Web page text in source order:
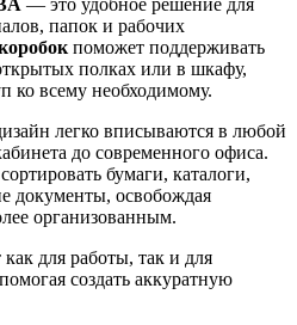
папок и рабочих
поможет поддерживать
полках или в шкафу,
ко всему необходимому.
легко вписываются в любой
до современного офиса.
бумаги, каталоги,
документы, освобождая
организованным.
для работы, так и для
создать аккуратную